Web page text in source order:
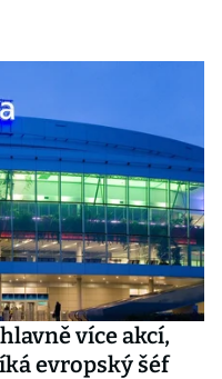
více akcí,
evropský šéf